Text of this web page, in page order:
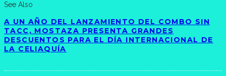
See Also
A UN AÑO DEL LANZAMIENTO DEL COMBO SIN
TACC, MOSTAZA PRESENTA GRANDES
DESCUENTOS PARA EL DÍA INTERNACIONAL DE
LA CELIAQUÍA